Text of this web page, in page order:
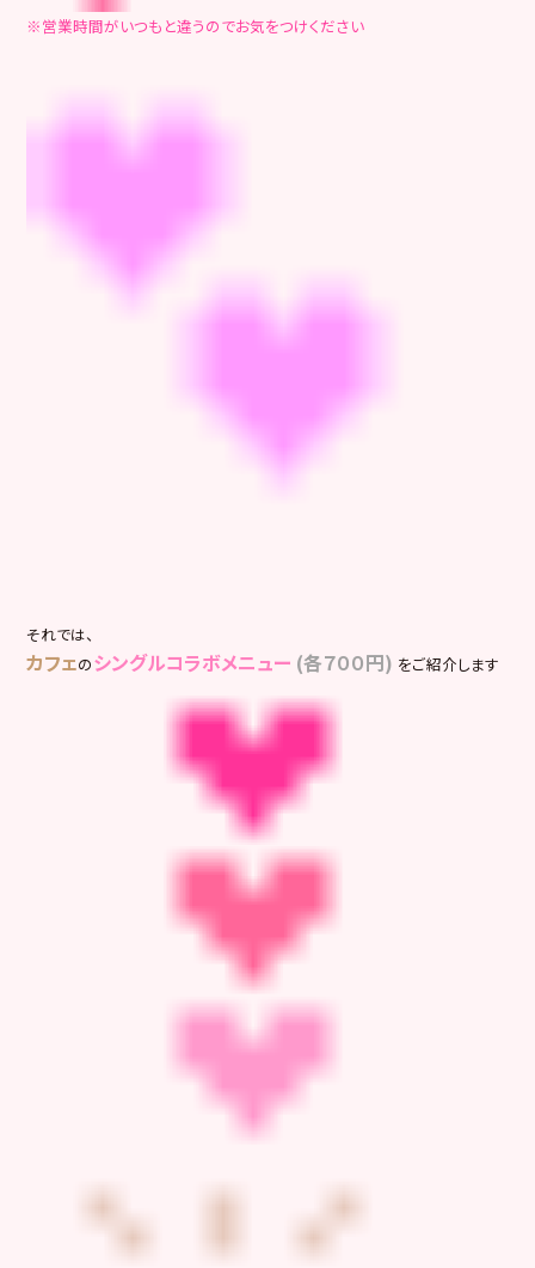
※営業時間がいつもと違うのでお気をつけください
それでは、
カフェのシングルコラボメニュー (各７００円) をご紹介します